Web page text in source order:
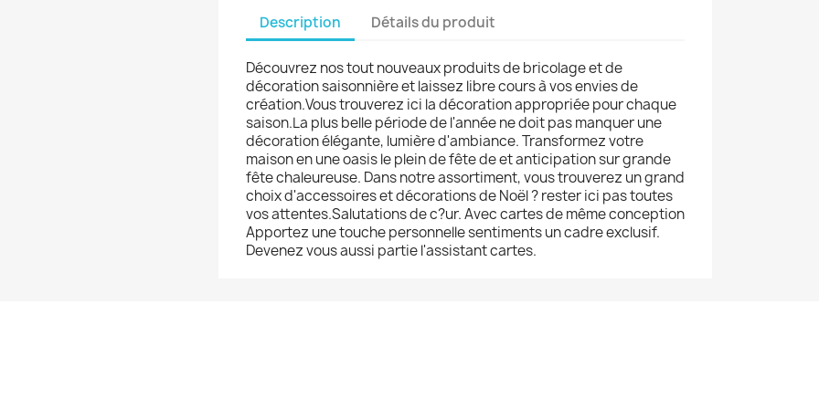
Description Détails du produit
Découvrez nos tout nouveaux produits de bricolage et de
décoration saisonnière et laissez libre cours à vos envies de
création.Vous trouverez ici la décoration appropriée pour chaque
saison.La plus belle période de l'année ne doit pas manquer une
décoration élégante, lumière d'ambiance. Transformez votre
maison en une oasis le plein de fête de et anticipation sur grande
fête chaleureuse. Dans notre assortiment, vous trouverez un grand
choix d'accessoires et décorations de Noël ? rester ici pas toutes
vos attentes.Salutations de c?ur. Avec cartes de même conception
Apportez une touche personnelle sentiments un cadre exclusif.
Devenez vous aussi partie l'assistant cartes.